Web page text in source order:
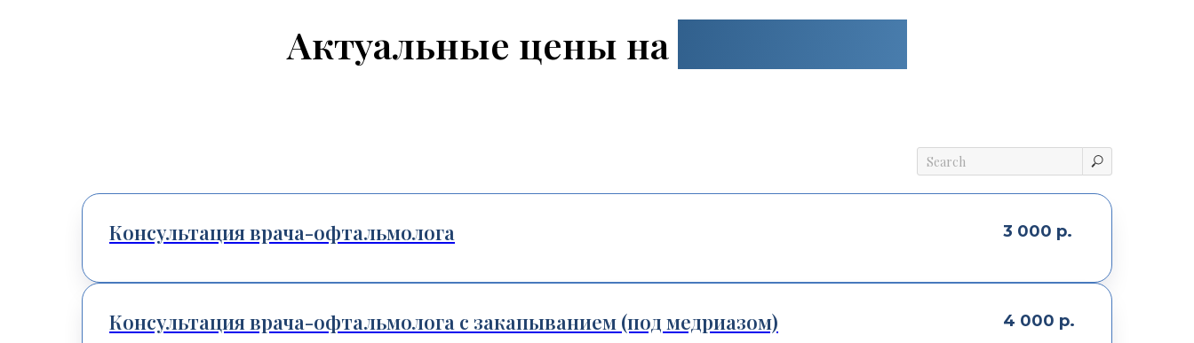
Актуальные цены на
Консультация врача-офтальмолога 3 000 р.
Консультация врача-офтальмолога с закапыванием (под медриазом) 4 000 р.